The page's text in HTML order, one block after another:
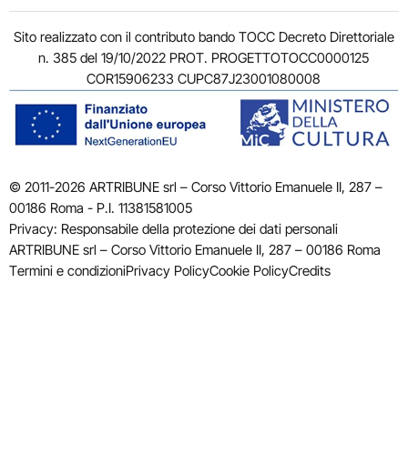
Sito realizzato con il contributo bando TOCC Decreto Direttoriale
n. 385 del 19/10/2022 PROT. PROGETTOTOCC0000125
COR15906233 CUPC87J23001080008
© 2011-2026 ARTRIBUNE srl – Corso Vittorio Emanuele II, 287 –
00186 Roma - P.I. 11381581005
Privacy: Responsabile della protezione dei dati personali
ARTRIBUNE srl – Corso Vittorio Emanuele II, 287 – 00186 Roma
Termini e condizioniPrivacy PolicyCookie PolicyCredits